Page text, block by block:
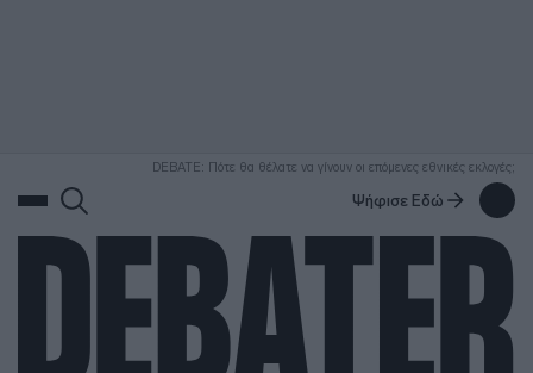
DEBATE: Πότε θα θέλατε να γίνουν οι επόμενες εθνικές εκλογές;
Ψήφισε Εδώ